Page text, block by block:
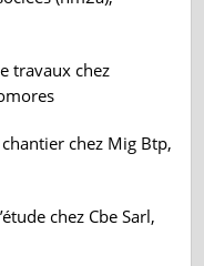
travaux chez
chez Mig Btp,
chez Cbe Sarl,